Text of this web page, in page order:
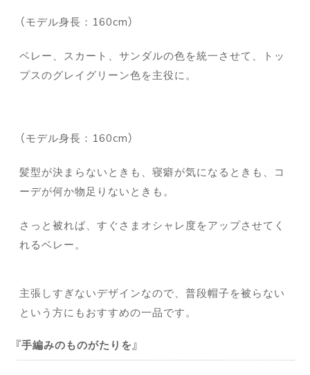
（モデル身長：160cm）
ベレー、スカート、サンダルの色を統一させて、トッ
プスのグレイグリーン色を主役に。
（モデル身長：160cm）
髪型が決まらないときも、寝癖が気になるときも、コ
ーデが何か物足りないときも。
さっと被れば、すぐさまオシャレ度をアップさせてく
れるベレー。
主張しすぎないデザインなので、普段帽子を被らない
という方にもおすすめの一品です。
手編みのものがたりを